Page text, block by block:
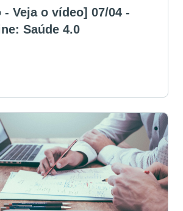
- Veja o vídeo] 07/04 -
Saúde 4.0